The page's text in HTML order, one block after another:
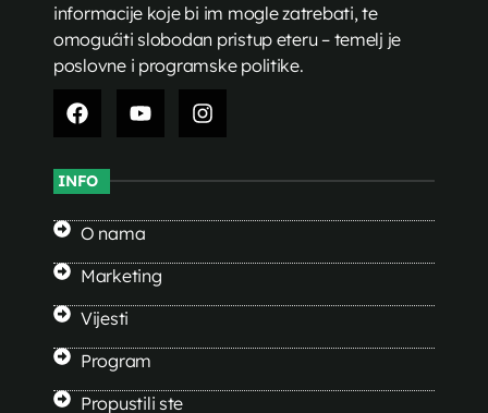
informacije koje bi im mogle zatrebati, te
omogućiti slobodan pristup eteru – temelj je
poslovne i programske politike.
INFO
O nama
Marketing
Vijesti
Program
Propustili ste